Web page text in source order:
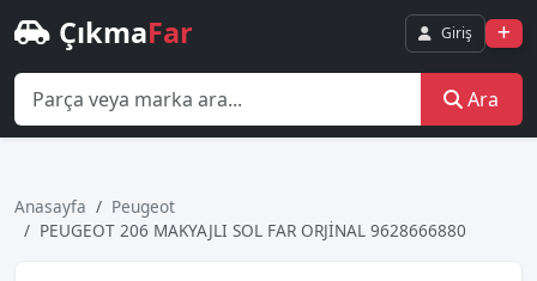
ÇıkmaFar Giriş
Ara
Anasayfa
Peugeot
PEUGEOT 206 MAKYAJLI SOL FAR ORJİNAL 9628666880